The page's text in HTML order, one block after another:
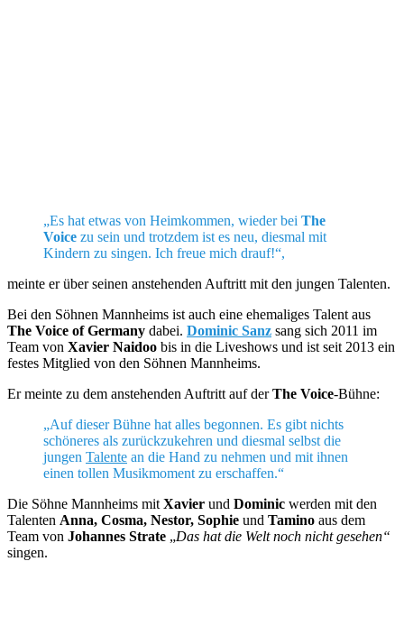
„Es hat etwas von Heimkommen, wieder bei The
Voice zu sein und trotzdem ist es neu, diesmal mit
Kindern zu singen. Ich freue mich drauf!“,
meinte er über seinen anstehenden Auftritt mit den jungen Talenten.
Bei den Söhnen Mannheims ist auch eine ehemaliges Talent aus
The Voice of Germany dabei. Dominic Sanz sang sich 2011 im
Team von Xavier Naidoo bis in die Liveshows und ist seit 2013 ein
festes Mitglied von den Söhnen Mannheims.
Er meinte zu dem anstehenden Auftritt auf derThe Voice-Bühne:
„Auf dieser Bühne hat alles begonnen. Es gibt nichts
schöneres als zurückzukehren und diesmal selbst die
jungen Talente an die Hand zu nehmen und mit ihnen
einen tollen Musikmoment zu erschaffen.“
Die Söhne Mannheims mit Xavier und Dominic werden mit den
Talenten Anna, Cosma, Nestor, Sophie und Tamino aus dem
Team von Johannes Strate „Das hat die Welt noch nicht gesehen“
singen.